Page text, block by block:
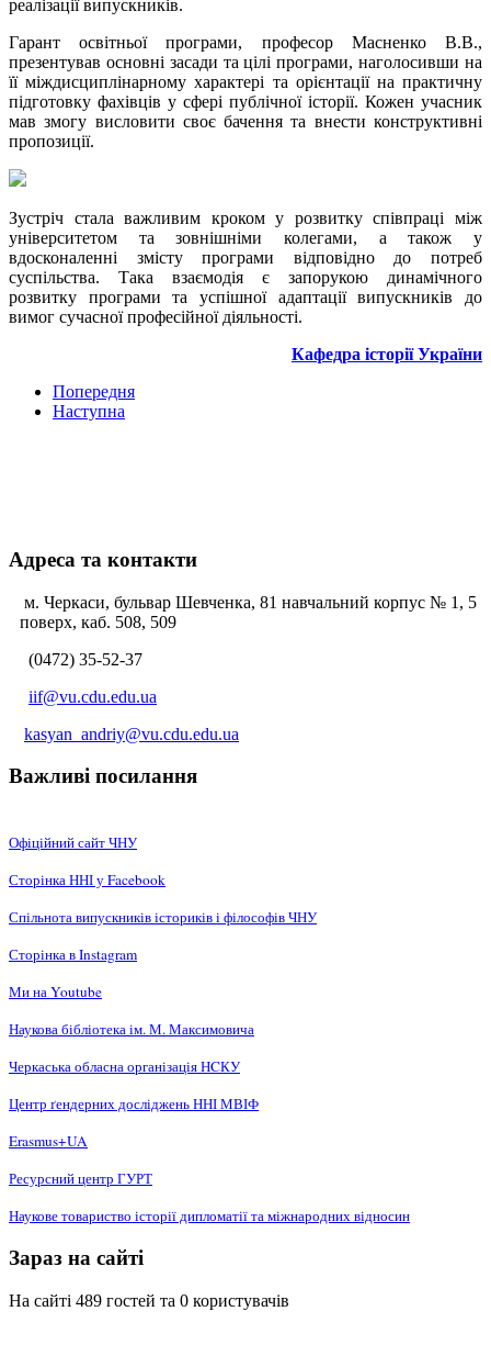
реалізації випускників.
Гарант освітньої програми, професор Масненко В.В.,
презентував основні засади та цілі програми, наголосивши на
її міждисциплінарному характері та орієнтації на практичну
підготовку фахівців у сфері публічної історії. Кожен учасник
мав змогу висловити своє бачення та внести конструктивні
пропозиції.
Зустріч стала важливим кроком у розвитку співпраці між
університетом та зовнішніми колегами, а також у
вдосконаленні змісту програми відповідно до потреб
суспільства. Така взаємодія є запорукою динамічного
розвитку програми та успішної адаптації випускників до
вимог сучасної професійної діяльності.
Кафедра історії України
Попередня
Наступна
Адреса та контакти
м. Черкаси, бульвар Шевченка, 81 навчальний корпус № 1, 5
поверх, каб. 508, 509
(0472) 35-52-37
iif@vu.cdu.edu.ua
kasyan_andriy@vu.cdu.edu.ua
Важливі посилання
Офіційний сайт ЧНУ
Сторінка ННІ у Facebook
Спільнота випускників істориків і філософів ЧНУ
Сторінка в Instagram
Ми на Youtube
Наукова бібліотека ім. М. Максимовича
Черкаська обласна організація НCКУ
Центр ґендерних досліджень ННІ МВІФ
Erasmus+UA
Ресурсний центр ГУРТ
Наукове товариство історії дипломатії та міжнародних відносин
Зараз на сайті
На сайті 489 гостей та 0 користувачів